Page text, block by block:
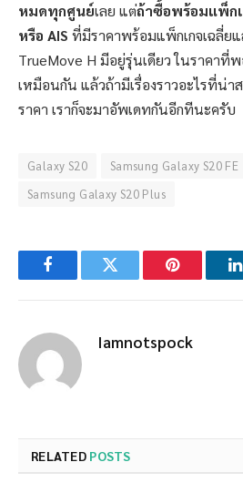
หมดทุกศูนย์เลย แต่ถ้าซื้อพร้อมแพ็ก
หรือ AIS ที่มีราคาพร้อมแพ็กเกจเฉลี่ย
TrueMove H มีอยู่รุ่นเดียว ในราคาที่
เหมือนกัน แล้วถ้ามีเรื่องราวอะไรที่น่า
ราคา เราก็จะมาอัพเดทกันอีกทีนะครับ
Galaxy S20
Samsung Galaxy S20 FE
Samsung Galaxy S20 Plus
FacebookTwitter Pinterest
Iamnotspock
RELATED POSTS